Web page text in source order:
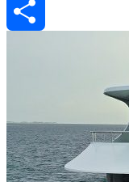
Line